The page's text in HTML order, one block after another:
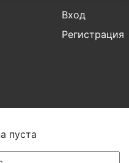
Вход
Регистрация
пуста